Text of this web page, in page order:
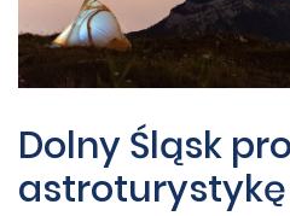
Dolny Śląsk
astroturystykę